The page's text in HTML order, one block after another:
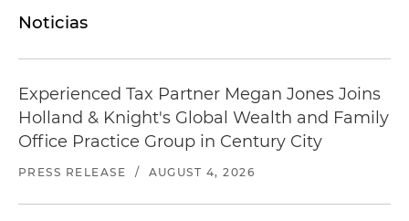
Noticias
Experienced Tax Partner Megan Jones Joins
Holland & Knight's Global Wealth and Family
Office Practice Group in Century City
PRESS RELEASE / AUGUST 4, 2026